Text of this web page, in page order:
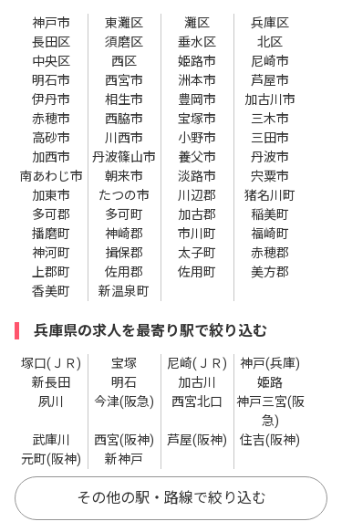
神戸市 東灘区 灘区
兵庫区
長田区
須磨区 垂水区
北区
中央区
西区 姫路市
尼崎市
明石市
西宮市 洲本市
芦屋市
伊丹市
相生市 豊岡市
加古川市
赤穂市
西脇市 宝塚市
三木市
高砂市
川西市 小野市
三田市
加西市
丹波篠山市 養父市
丹波市
南あわじ市
朝来市 淡路市
宍粟市
加東市
たつの市 川辺郡
猪名川町
多可郡
多可町 加古郡
稲美町
播磨町
神崎郡 市川町
福崎町
神河町
揖保郡 太子町
赤穂郡
上郡町
佐用郡 佐用町
美方郡
香美町
新温泉町
兵庫県の求人を最寄り駅で絞り込む
塚口(ＪＲ) 宝塚 尼崎(ＪＲ)
神戸(兵庫)
新長田
明石 加古川
姫路
夙川
今津(阪急) 西宮北口
神戸三宮(阪
急)
武庫川
西宮(阪神) 芦屋(阪神)
住吉(阪神)
元町(阪神)
新神戸
その他の駅・路線で絞り込む